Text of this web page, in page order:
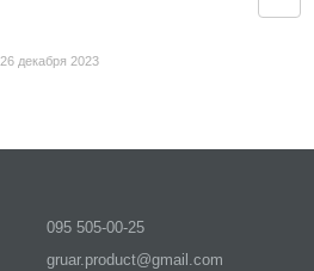
26 декабря 2023
095 505-00-25
gruar.product@gmail.com